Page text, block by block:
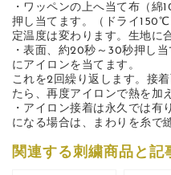
・ワッペンの上へ当て布（綿
押し当てます。（ドライ
定温度は変わります。生地に
・表面、約20秒～30秒押し
にアイロンを当てます。
これを2回繰り返します。接
たら、再度アイロンで熱を加
・アイロン接着は永久では有
になる場合は、まわりを糸で
関連する刺繍商品と記